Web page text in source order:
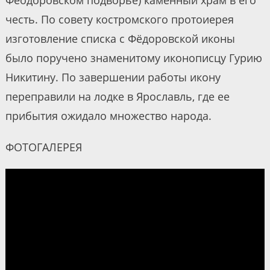
честь. По совету костромского протоиерея
изготовление списка с Фёдоровской иконы
было поручено знаменитому иконописцу Гурию
Никитину. По завершении работы икону
переправили на лодке в Ярославль, где ее
прибытия ожидало множество народа.
ФОТОГАЛЕРЕЯ